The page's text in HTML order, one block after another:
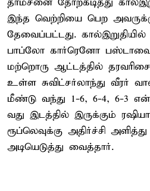
இந்த வெற்றியை பெற
தேவைப்பட்டது.
பாப்லோ கார்ரெனோ பஸ்டாவை
மற்றொரு ஆட்டத்தில்
உள்ள சுவிட்சர்லாந்து வீரர்
மீண்டு வந்து 1-6, 6-4, 6-3
வது இடத்தில் இருக்கும்
ரூப்லெவுக்கு அதிர்ச்சி
அடியெடுத்து வைத்தார்.